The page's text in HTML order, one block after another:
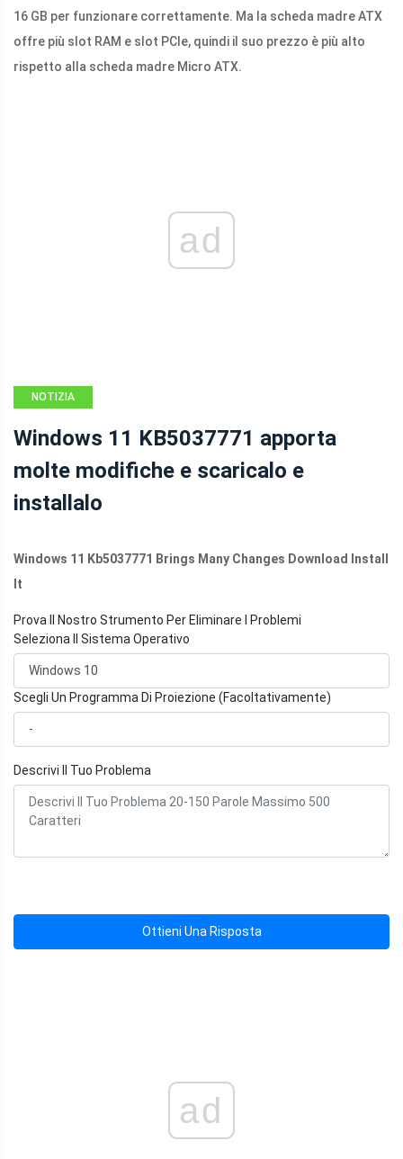
16 GB per funzionare correttamente. Ma la scheda madre ATX
offre più slot RAM e slot PCIe, quindi il suo prezzo è più alto
rispetto alla scheda madre Micro ATX.
ad
NOTIZIA
Windows 11 KB5037771 apporta
molte modifiche e scaricalo e
installalo
Windows 11 Kb5037771 Brings Many Changes Download Install
It
Prova Il Nostro Strumento Per Eliminare I Problemi
Seleziona Il Sistema Operativo
Scegli Un Programma Di Proiezione (Facoltativamente)
Descrivi Il Tuo Problema
Ottieni Una Risposta
ad